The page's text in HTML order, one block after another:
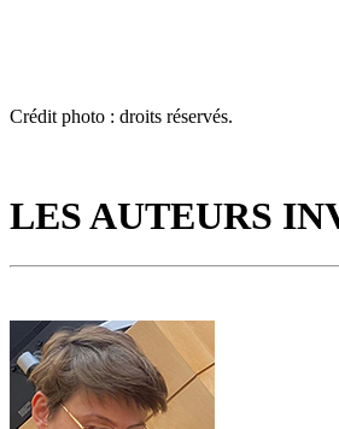
Crédit photo : droits réservés.
LES AUTEURS